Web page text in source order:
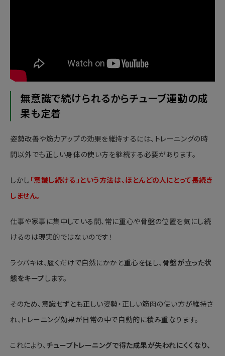
無意識で続けられるからチューブ運動の成
果も定着
姿勢改善や筋力アップの効果を維持するには、トレーニングの時
間以外でも正しい身体の使い方を継続する必要があります。
しかし 「意識し続ける」という方法は、ほとんどの人にとって長続き
しません。
仕事や家事に集中している間、常に重心や骨盤の位置を気にし続
けるのは現実的ではないのです！
ラクバキは、履くだけで自然にかかと重心を促し、 骨盤が立った状
態をキープします。
そのため、意識せずとも正しい姿勢・正しい筋肉の使い方が維持さ
れ、トレーニング効果が日常の中で自動的に積み重なります。
これにより、チューブトレーニングで得た成果が失われにくくなり、